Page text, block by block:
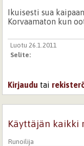
Ikuisesti sua kaipaan
Korvaamaton kun
Luotu 26.1.2011
Selite:
Kirjaudu tai
Käyttäjän kaikki
Runoilija